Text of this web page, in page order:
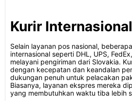
Kurir
Selain layanan pos nasional,
internasional seperti DHL, UPS,
melayani pengiriman dari Slovakia.
dengan kecepatan dan keandalan
dukungan penuh untuk pelacakan
Biasanya, layanan ekspres mereka
yang membutuhkan waktu tiba lebih